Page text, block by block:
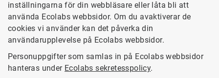
inställningarna för din webbläsare eller låta bli att
använda Ecolabs webbsidor. Om du avaktiverar de
cookies vi använder kan det påverka din
användarupplevelse på Ecolabs webbsidor.
Personuppgifter som samlas in på Ecolabs webbsidor
hanteras under Ecolabs sekretesspolicy.